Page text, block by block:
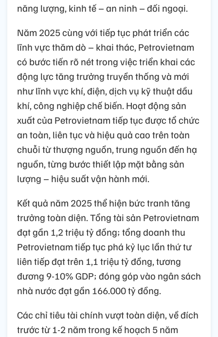
năng lượng, kinh tế – an ninh – đối ngoại.
Năm 2025 cùng với tiếp tục phát triển các
lĩnh vực thăm dò – khai thác, Petrovietnam
có bước tiến rõ nét trong việc triển khai các
động lực tăng trưởng truyền thống và mới
như lĩnh vực khí, điện, dịch vụ kỹ thuật dầu
khí, công nghiệp chế biến. Hoạt động sản
xuất của Petrovietnam tiếp tục được tổ chức
an toàn, liên tục và hiệu quả cao trên toàn
chuỗi từ thượng nguồn, trung nguồn đến hạ
nguồn, từng bước thiết lập mặt bằng sản
lượng – hiệu suất vận hành mới.
Kết quả năm 2025 thể hiện bức tranh tăng
trưởng toàn diện. Tổng tài sản Petrovietnam
đạt gần 1,2 triệu tỷ đồng; tổng doanh thu
Petrovietnam tiếp tục phá kỷ lục lần thứ tư
liên tiếp đạt trên 1,1 triệu tỷ đồng, tương
đương 9-10% GDP; đóng góp vào ngân sách
nhà nước đạt gần 166.000 tỷ đồng.
Các chỉ tiêu tài chính vượt toàn diện, về đích
trước từ 1-2 năm trong kế hoạch 5 năm